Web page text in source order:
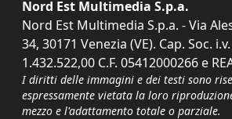
Nord Est Multimedia S.p.a.
Nord Est Multimedia S.p.a. - Via
34, 30171 Venezia (VE). Cap. Soc.
1.432.522,00 C.F. 05412000266 e
I diritti delle immagini e dei testi sono
espressamente vietata la loro
mezzo e l'adattamento totale o parziale.